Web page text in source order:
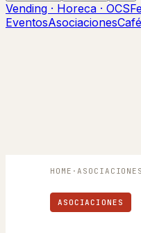
Vending · Horeca · OCS
EventosAsociacionesCafé
HOME ·ASOCIACIONES
ASOCIACIONES